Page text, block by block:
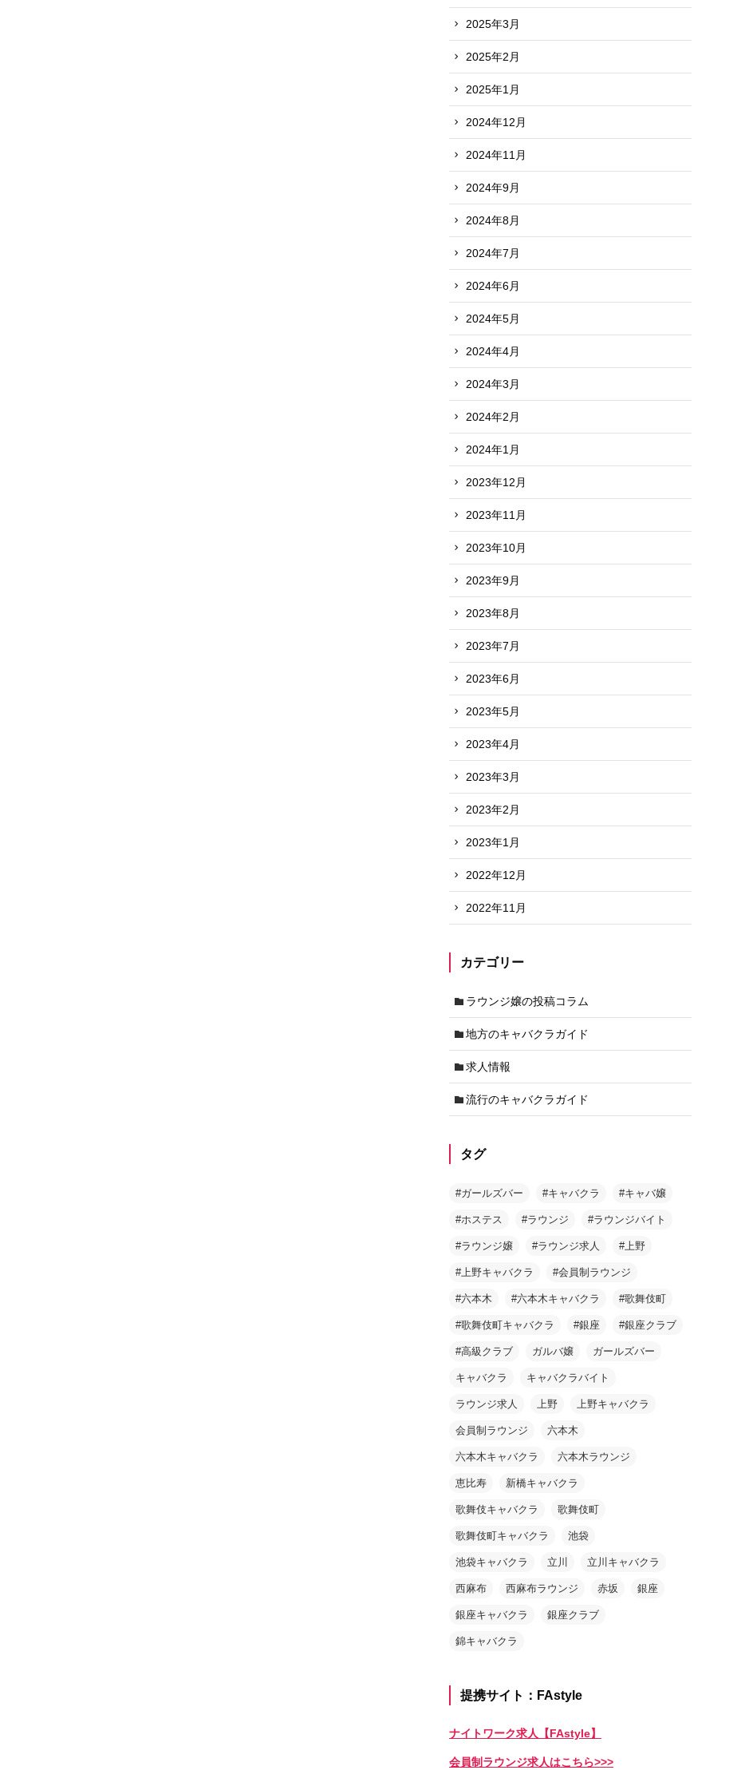
2025年3月
2025年2月
2025年1月
2024年12月
2024年11月
2024年9月
2024年8月
2024年7月
2024年6月
2024年5月
2024年4月
2024年3月
2024年2月
2024年1月
2023年12月
2023年11月
2023年10月
2023年9月
2023年8月
2023年7月
2023年6月
2023年5月
2023年4月
2023年3月
2023年2月
2023年1月
2022年12月
2022年11月
カテゴリー
ラウンジ嬢の投稿コラム
地方のキャバクラガイド
求人情報
流行のキャバクラガイド
タグ
#ガールズバー #キャバクラ #キャバ嬢
#ホステス #ラウンジ #ラウンジバイト
#ラウンジ嬢 #ラウンジ求人 #上野
#上野キャバクラ #会員制ラウンジ
#六本木 #六本木キャバクラ #歌舞伎町
#歌舞伎町キャバクラ #銀座 #銀座クラブ
#高級クラブ ガルバ嬢 ガールズバー
キャバクラ キャバクラバイト
ラウンジ求人 上野 上野キャバクラ
会員制ラウンジ 六本木
六本木キャバクラ 六本木ラウンジ
恵比寿 新橋キャバクラ
歌舞伎キャバクラ 歌舞伎町
歌舞伎町キャバクラ 池袋
池袋キャバクラ 立川 立川キャバクラ
西麻布 西麻布ラウンジ 赤坂 銀座
銀座キャバクラ 銀座クラブ
錦キャバクラ
提携サイト：FAstyle
ナイトワーク求人【FAstyle】
会員制ラウンジ求人はこちら>>>